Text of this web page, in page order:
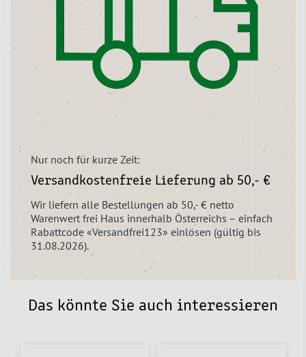
Nur noch für kurze Zeit:
Versandkostenfreie Lieferung ab 50,- €
Wir liefern alle Bestellungen ab 50,- € netto
Warenwert frei Haus innerhalb Österreichs – einfach
Rabattcode «Versandfrei123» einlösen (gültig bis
31.08.2026).
Das könnte Sie auch interessieren